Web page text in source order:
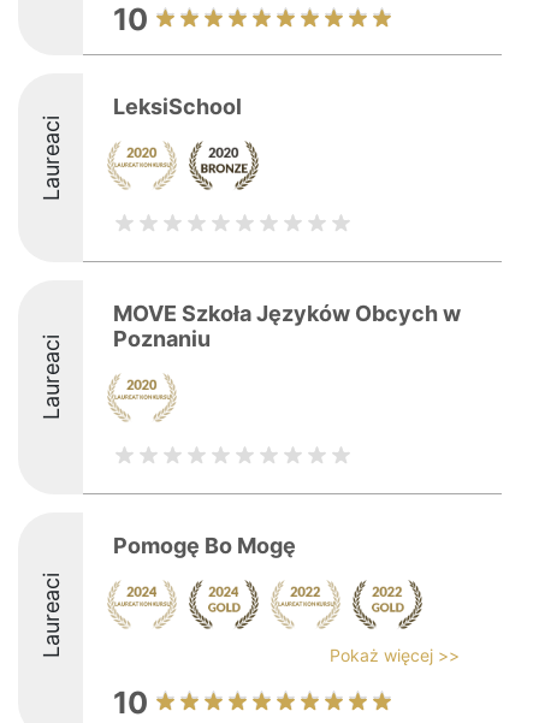
10
Laureaci
LeksiSchool
Laureaci
MOVE Szkoła Języków Obcych w
Poznaniu
Laureaci
Pomogę Bo Mogę
Pokaż więcej >>
10